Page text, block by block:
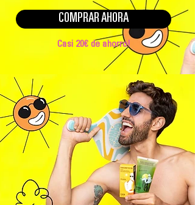
COMPRAR AHORA
Casi 20€ de ahorro!